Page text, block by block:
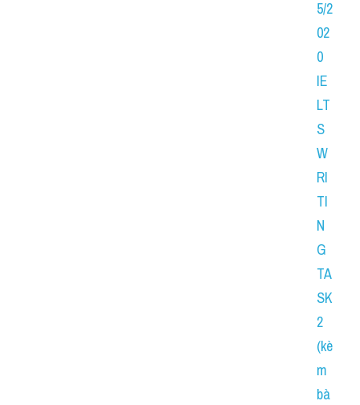
5/2
02
0
IE
LT
S
W
RI
TI
N
G
TA
SK
2
(kè
m
bà